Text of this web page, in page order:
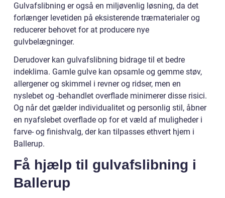
Gulvafslibning er også en miljøvenlig løsning, da det
forlænger levetiden på eksisterende træmaterialer og
reducerer behovet for at producere nye
gulvbelægninger.
Derudover kan gulvafslibning bidrage til et bedre
indeklima. Gamle gulve kan opsamle og gemme støv,
allergener og skimmel i revner og ridser, men en
nyslebet og -behandlet overflade minimerer disse risici.
Og når det gælder individualitet og personlig stil, åbner
en nyafslebet overflade op for et væld af muligheder i
farve- og finishvalg, der kan tilpasses ethvert hjem i
Ballerup.
Få hjælp til gulvafslibning i
Ballerup